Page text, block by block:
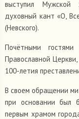
выступил Мужской
духовный кант «О,
(Невского).
Почётными
Православной
100-летия
В своем обращении
при основании был
первым храмом